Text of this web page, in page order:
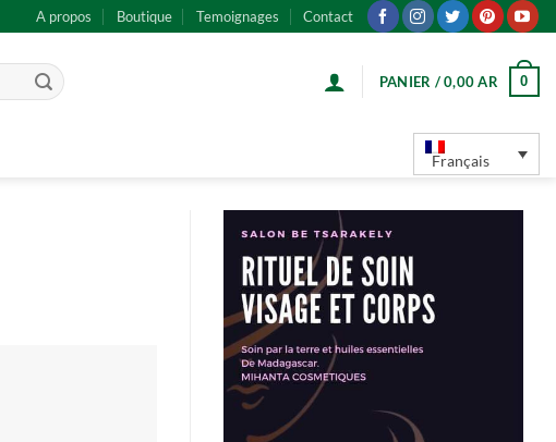
A propos Boutique Temoignages Contact
PANIER /0,00AR 0
Français